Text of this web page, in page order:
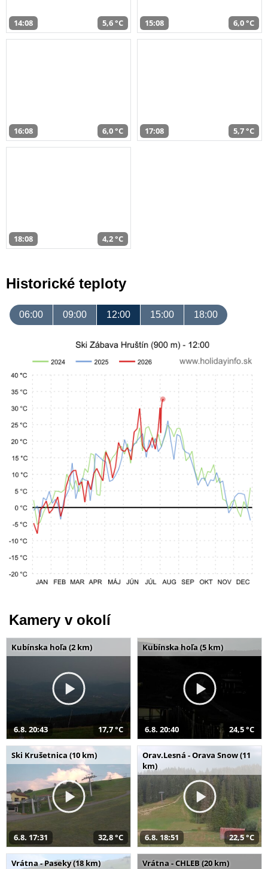
14:08 5,6 °C 15:08 6,0 °C
16:08 6,0 °C 17:08 5,7 °C
18:08 4,2 °C
Historické teploty
06:00 09:00 12:00 15:00 18:00
Kamery v okolí
Kubínska hoľa (2 km)
6.8. 20:43 17,7 °C
Kubínska hoľa (5 km)
6.8. 20:40 24,5 °C
Ski Krušetnica (10 km)
6.8. 17:31 32,8 °C
Orav.Lesná - Orava Snow (11
km)
6.8. 18:51 22,5 °C
Vrátna - Paseky (18 km) Vrátna - CHLEB (20 km)